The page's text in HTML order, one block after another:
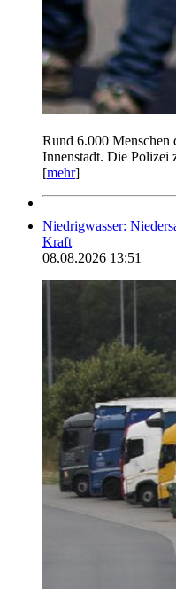
Rund 6.000 Menschen
Innenstadt. Die Polizei
[mehr]
Niedrigwasser:
Kraft
08.08.2026 13:51